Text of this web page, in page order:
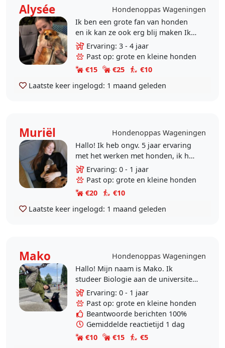
Alysée
Hondenoppas Wageningen
Ik ben een grote fan van honden
en ik kan ze ook erg blij maken Ik
heb zelf al 4 jaar een hond en
daarvoor ook 2 jaar 3 honden
meegemaakt. Nooit..
Ervaring: 3 - 4 jaar
Past op: grote en kleine honden
€15
€25
€10
Laatste keer ingelogd: 1 maand geleden
Muriël
Hondenoppas Wageningen
Hallo! Ik heb ongv. 5 jaar ervaring
met het werken met honden, ik heb
een tijd in griekenland gewoond
waar ik werkte voor honden in een
opvang die..
Ervaring: 0 - 1 jaar
Past op: grote en kleine honden
€20
€10
Laatste keer ingelogd: 1 maand geleden
Mako
Hondenoppas Wageningen
Hallo! Mijn naam is Mako. Ik
studeer Biologie aan de universiteit
in Wageningen. Ik hou van lekker
buiten zijn, het liefst lekker in de
natuur, te..
Ervaring: 0 - 1 jaar
Past op: grote en kleine honden
Beantwoorde berichten 100%
Gemiddelde reactietijd 1 dag
€10
€15
€5